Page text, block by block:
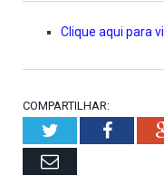
Clique aqui para
COMPARTILHAR:
Twitter
Email